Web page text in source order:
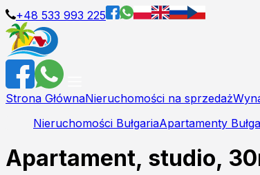
+48 533 993 225
Strona GłównaNieruchomości na sprzedaż
Nieruchomości BułgariaApartamenty
Apartament, studio,